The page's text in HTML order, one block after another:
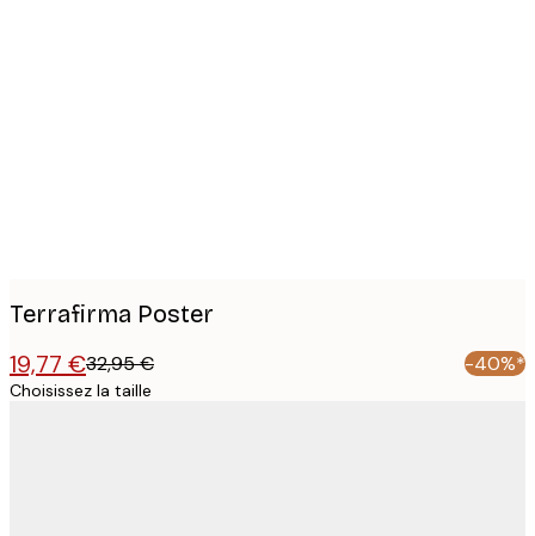
Terrafirma Poster
19,77 €32,95 € -40%*
Choisissez la taille